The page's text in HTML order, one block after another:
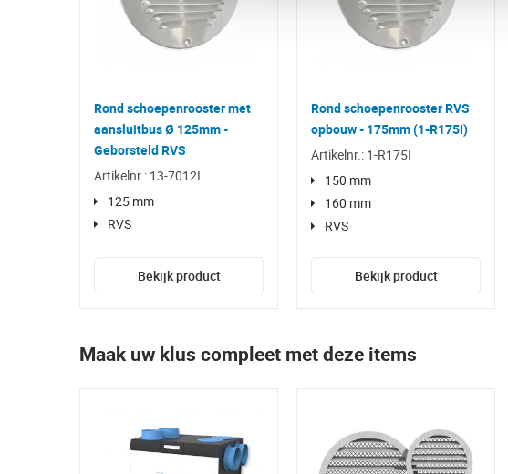
Rond schoepenrooster met
aansluitbus Ø 125mm -
Geborsteld RVS
Artikelnr.: 13-7012I
125 mm
RVS
Bekijk product
Rond schoepenrooster RVS
opbouw - 175mm (1-R175I)
Artikelnr.: 1-R175I
150 mm
160 mm
RVS
Bekijk product
Maak uw klus compleet met deze items